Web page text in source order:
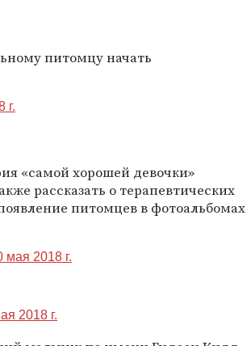
питомцу начать
г.
«самой хорошей девочки»
рассказать о терапевтических
питомцев в фотоальбомах
мая 2018 г.
2018 г.